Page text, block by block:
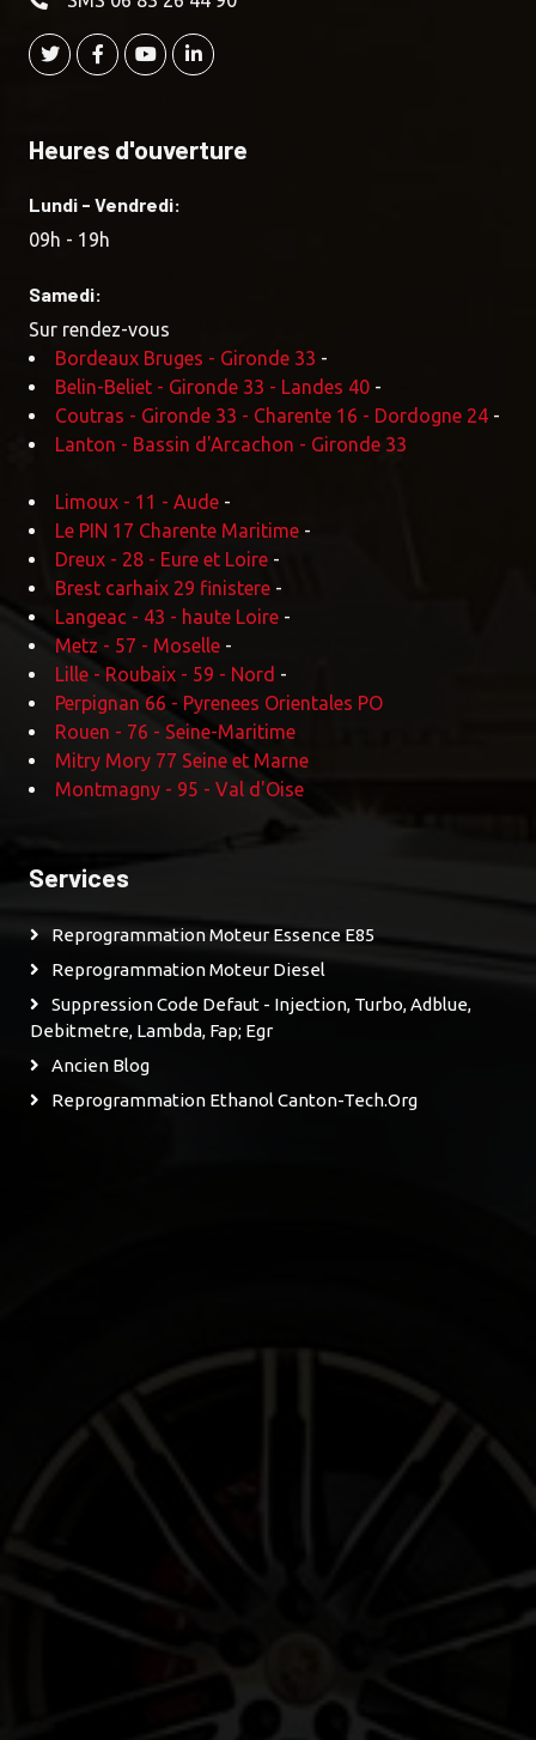
Heures d'ouverture
Lundi - Vendredi:
09h - 19h
Samedi:
Sur rendez-vous
Bordeaux Bruges - Gironde 33 -
Belin-Beliet - Gironde 33 - Landes 40 -
Coutras - Gironde 33 - Charente 16 - Dordogne 24 -
Lanton - Bassin d'Arcachon - Gironde 33
Limoux - 11 - Aude -
Le PIN 17 Charente Maritime -
Dreux - 28 - Eure et Loire -
Brest carhaix 29 finistere -
Langeac - 43 - haute Loire -
Metz - 57 - Moselle -
Lille - Roubaix - 59 - Nord -
Perpignan 66 - Pyrenees Orientales PO
Rouen - 76 - Seine-Maritime
Mitry Mory 77 Seine et Marne
Montmagny - 95 - Val d'Oise
Services
Reprogrammation Moteur Essence E85
Reprogrammation Moteur Diesel
Suppression Code Defaut - Injection, Turbo, Adblue,
Debitmetre, Lambda, Fap; Egr
Ancien Blog
Reprogrammation Ethanol Canton-Tech.org